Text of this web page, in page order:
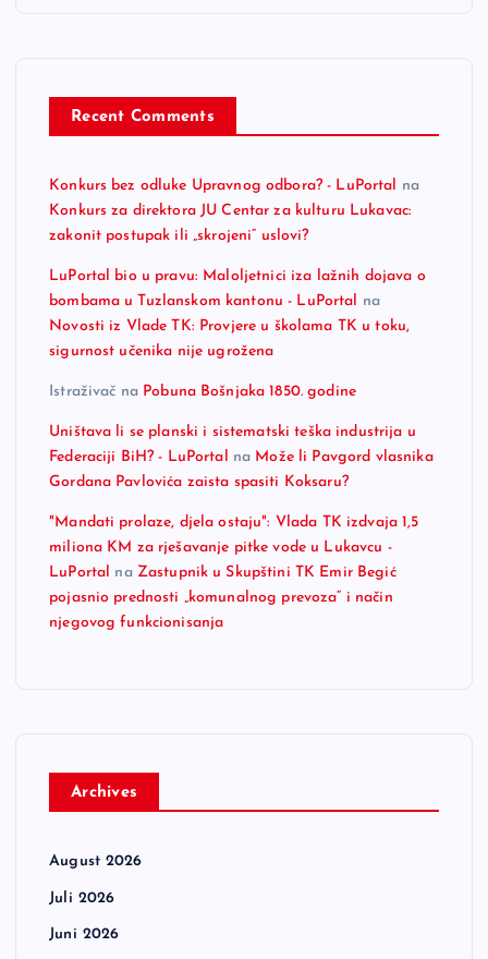
Recent Comments
Konkurs bez odluke Upravnog odbora? - LuPortal
na
Konkurs za direktora JU Centar za kulturu Lukavac:
zakonit postupak ili „skrojeni“ uslovi?
LuPortal bio u pravu: Maloljetnici iza lažnih dojava o
bombama u Tuzlanskom kantonu - LuPortal
na
Novosti iz Vlade TK: Provjere u školama TK u toku,
sigurnost učenika nije ugrožena
Istraživač na Pobuna Bošnjaka 1850. godine
Uništava li se planski i sistematski teška industrija u
Federaciji BiH? - LuPortal
na Može li Pavgord vlasnika
Gordana Pavlovića zaista spasiti Koksaru?
"Mandati prolaze, djela ostaju": Vlada TK izdvaja 1,5
miliona KM za rješavanje pitke vode u Lukavcu -
LuPortal na Zastupnik u Skupštini TK Emir Begić
pojasnio prednosti „komunalnog prevoza“ i način
njegovog funkcionisanja
Archives
August 2026
Juli 2026
Juni 2026